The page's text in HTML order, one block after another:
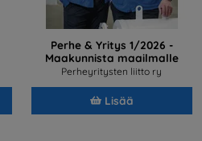
Perhe & Yritys 1/2026 -
Maakunnista maailmalle
Perheyritysten liitto ry
Lisää